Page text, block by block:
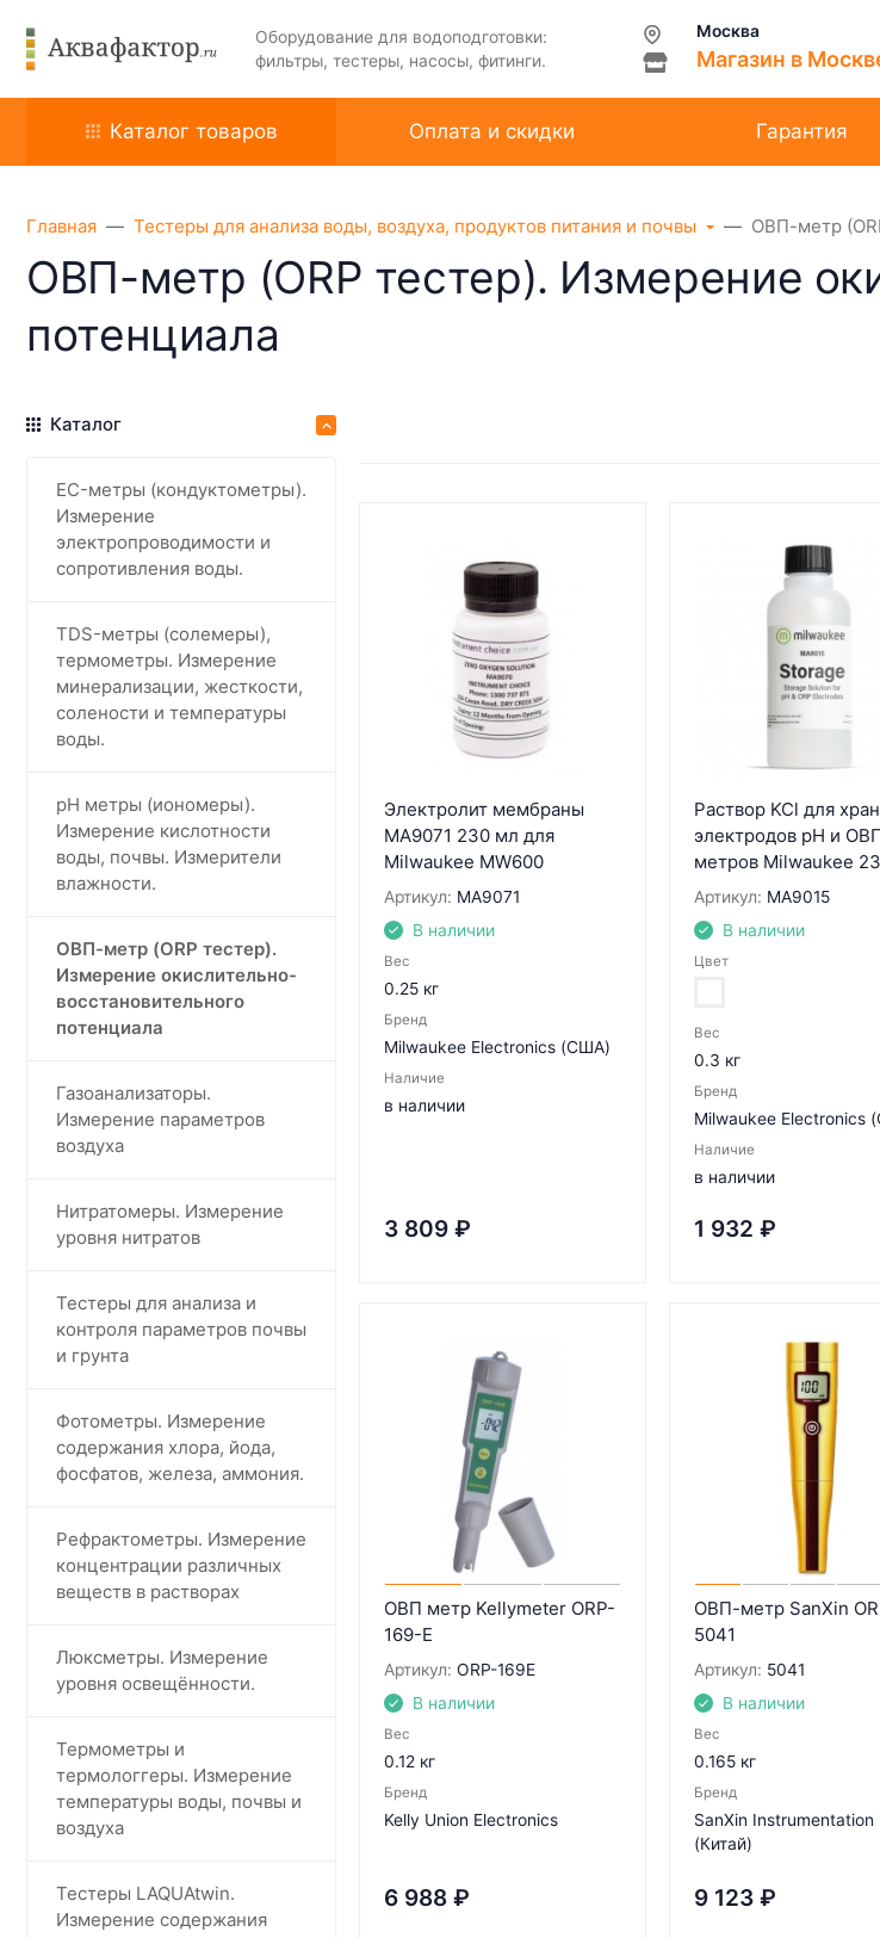
Оборудование для водоподготовки:
фильтры, тестеры, насосы, фитинги.
Москва
Магазин в
Каталог товаров Оплата и скидки Гарантия
Главная Тестеры для анализа воды, воздуха, продуктов питания и почвы ОВП-метр
ОВП-метр (ORP тестер). Измерение
потенциала
Каталог
EC-метры (кондуктометры).
Измерение
электропроводимости и
сопротивления воды.
TDS-метры (солемеры),
термометры. Измерение
минерализации, жесткости,
солености и температуры
воды.
pH метры (иономеры).
Измерение кислотности
воды, почвы. Измерители
влажности.
ОВП-метр (ORP тестер).
Измерение окислительно-
восстановительного
потенциала
Газоанализаторы.
Измерение параметров
воздуха
Нитратомеры. Измерение
уровня нитратов
Тестеры для анализа и
контроля параметров почвы
и грунта
Фотометры. Измерение
содержания хлора, йода,
фосфатов, железа, аммония.
Рефрактометры. Измерение
концентрации различных
веществ в растворах
Люксметры. Измерение
уровня освещённости.
Термометры и
термологгеры. Измерение
температуры воды, почвы и
воздуха
Тестеры LAQUAtwin.
Измерение содержания
Электролит мембраны
MA9071 230 мл для
Milwaukee MW600
Артикул: MA9071
В наличии
Вес
0.25 кг
Бренд
Milwaukee Electronics (США)
Наличие
в наличии
3 809 ₽
Раствор KCl для
электродов pH и
метров Milwaukee
Артикул: MA9015
В наличии
Цвет
Вес
0.3 кг
Бренд
Milwaukee Electronics
Наличие
в наличии
1 932 ₽
ОВП метр Kellymeter ORP-
169-E
Артикул: ORP-169E
В наличии
Вес
0.12 кг
Бренд
Kelly Union Electronics
6 988 ₽
ОВП-метр SanXin
5041
Артикул: 5041
В наличии
Вес
0.165 кг
Бренд
SanXin Instrumentation
(Китай)
9 123 ₽